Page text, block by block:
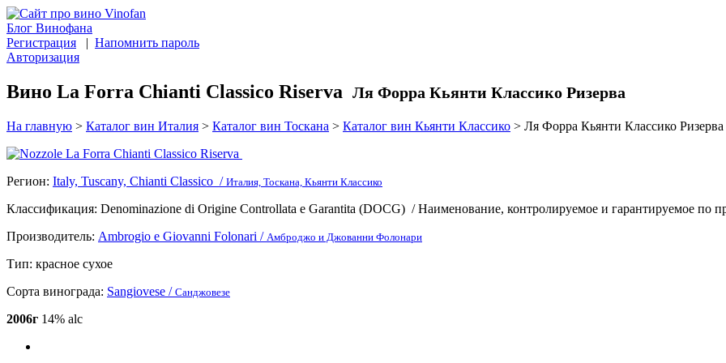
Блог Винофана
Регистрация | Напомнить пароль
Авторизация
Вино La Forra Chianti Classico Riserva Ля Форра Кьянти Классико Ризерва
На главную > Каталог вин Италия > Каталог вин Тоскана > Каталог вин Кьянти Классико > Ля Форра Кьянти Классико Ризерва
Регион: Italy, Tuscany, Chianti Classico / Италия, Тоскана, Кьянти Классико
Классификация: Denominazione di Origine Controllata e Garantita (DOCG) /Наименование, контролируемое и гарантируемое по
Производитель: Ambrogio e Giovanni Folonari / Амброджо и Джованни Фолонари
Тип: красное сухое
Сорта винограда: Sangiovese / Санджовезе
2006г 14% alc